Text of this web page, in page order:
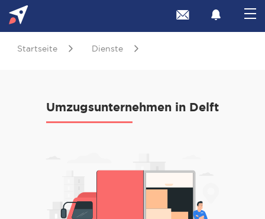
Startseite Dienste
Umzugsunternehmen in Delft